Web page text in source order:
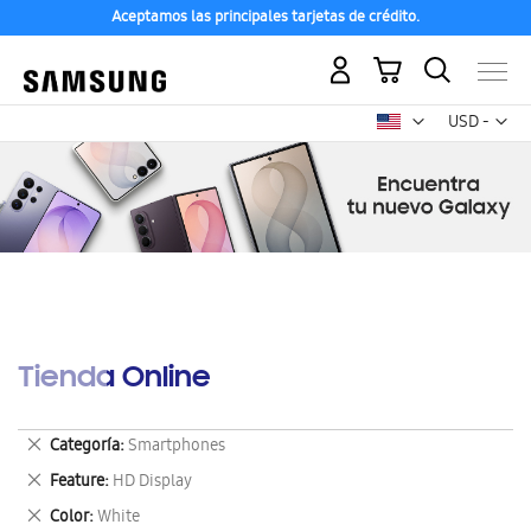
Aceptamos las principales tarjetas de crédito.
USD -
dólar
Mi carrito
Tienda Online
Categoría Smartphones
Eliminar
este
artículo
Feature HD Display
Eliminar
este
Color White
Eliminar